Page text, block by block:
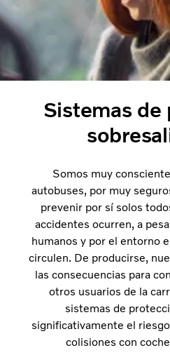
Sistemas
Somos muy
autobuses, por muy
prevenir por sí solos
accidentes ocurren, a
humanos y por el entorno
circulen. De producirse,
las consecuencias para
otros usuarios de la
sistemas de
significativamente el
colisiones con